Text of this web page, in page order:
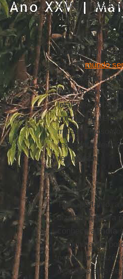
confiar de
Mas se um
em ummundo
sua "operação
reativou
letais em 2003
um mundo sem a
mais perigoso do
realmente
recusaram.
Tal é, portanto,
dizendo que era
conhece a Índia
comunicação
necessário
ocasiões eles